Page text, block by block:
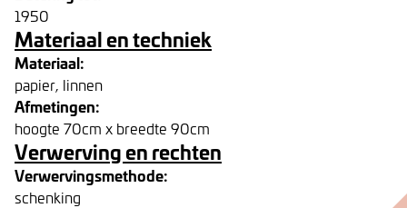
1950
Materiaal en techniek
Materiaal:
papier, linnen
Afmetingen:
hoogte 70cm x breedte 90cm
Verwerving en rechten
Verwervingsmethode:
schenking